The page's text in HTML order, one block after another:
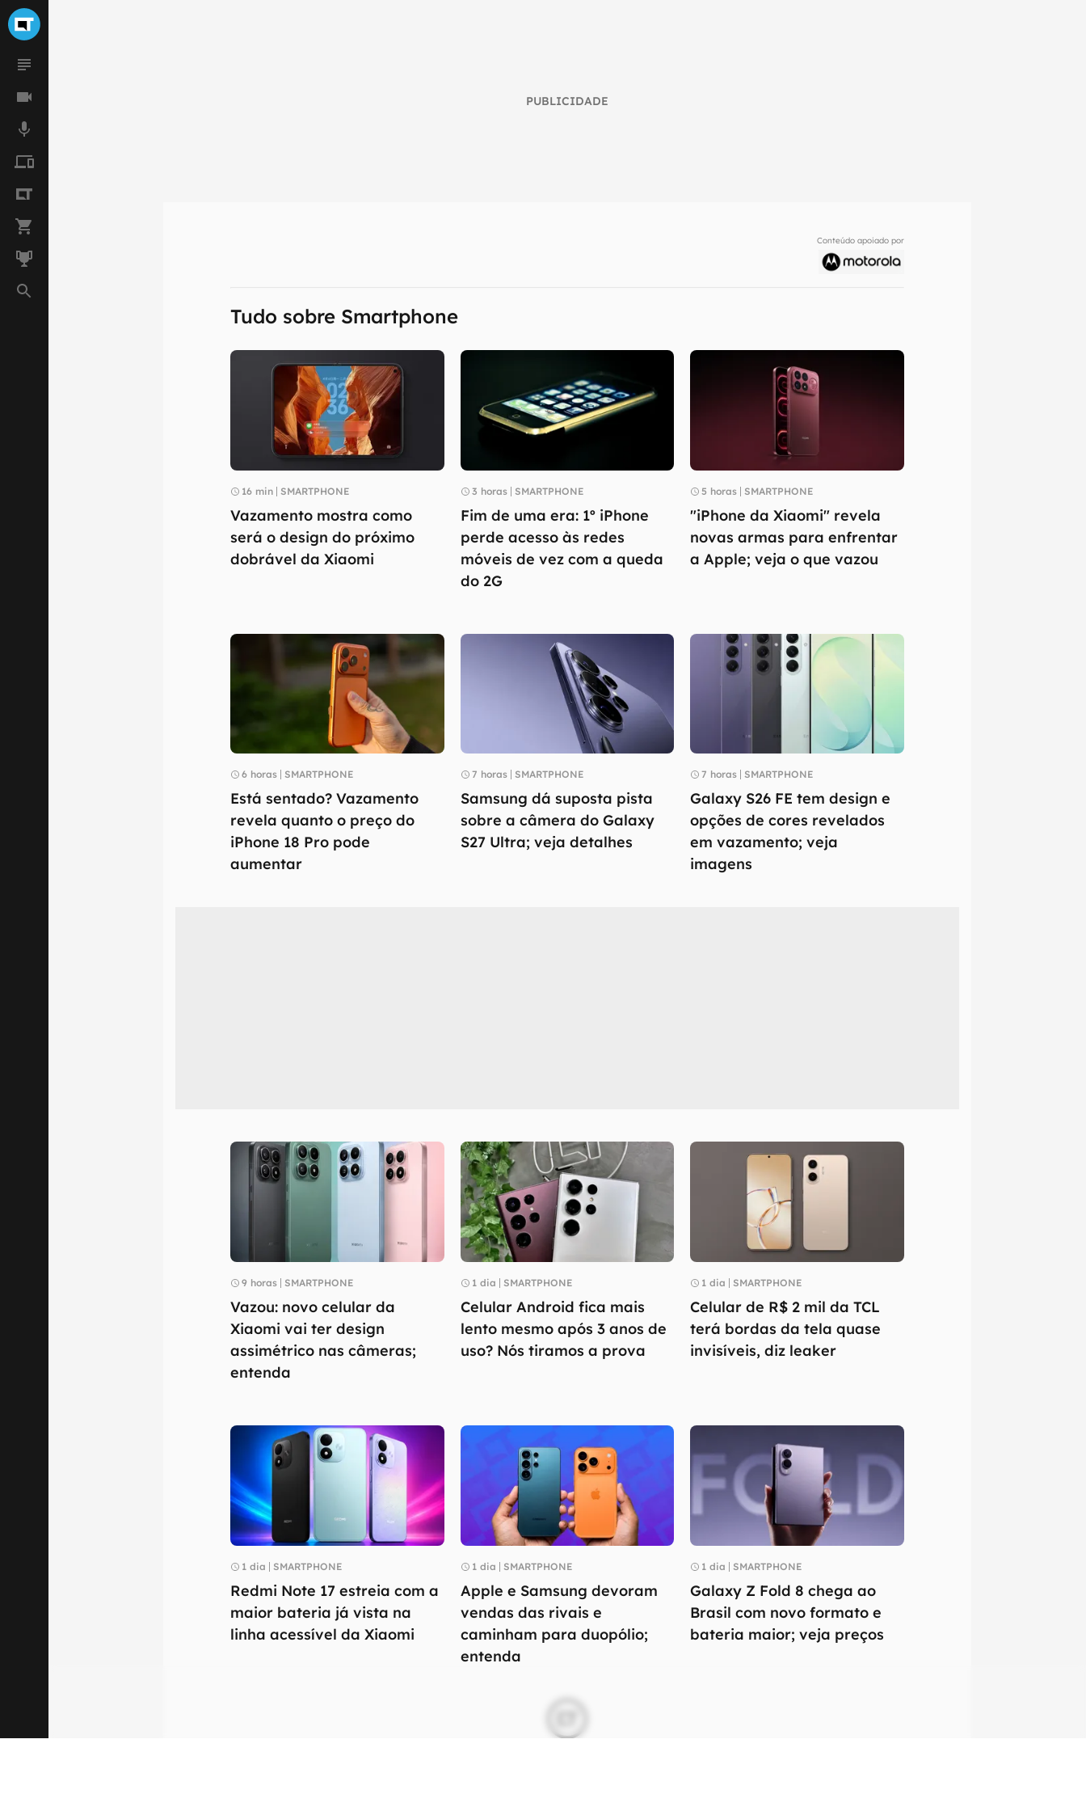
PUBLICIDADE
Conteúdo apoiado por
Tudo sobre Smartphone
16 min SMARTPHONE
Vazamento mostra como
será o design do próximo
dobrável da Xiaomi
3 horas SMARTPHONE
Fim de uma era: 1º iPhone
perde acesso às redes
móveis de vez com a queda
do 2G
5 horas SMARTPHONE
"iPhone da Xiaomi" revela
novas armas para enfrentar
a Apple; veja o que vazou
6 horas SMARTPHONE
Está sentado? Vazamento
revela quanto o preço do
iPhone 18 Pro pode
aumentar
7 horas SMARTPHONE
Samsung dá suposta pista
sobre a câmera do Galaxy
S27 Ultra; veja detalhes
7 horas SMARTPHONE
Galaxy S26 FE tem design e
opções de cores revelados
em vazamento; veja
imagens
9 horas SMARTPHONE
Vazou: novo celular da
Xiaomi vai ter design
assimétrico nas câmeras;
entenda
1 dia SMARTPHONE
Celular Android fica mais
lento mesmo após 3 anos de
uso? Nós tiramos a prova
1 dia SMARTPHONE
Celular de R$ 2 mil da TCL
terá bordas da tela quase
invisíveis, diz leaker
1 dia SMARTPHONE
Redmi Note 17 estreia com a
maior bateria já vista na
linha acessível da Xiaomi
1 dia SMARTPHONE
Apple e Samsung devoram
vendas das rivais e
caminham para duopólio;
entenda
1 dia SMARTPHONE
Galaxy Z Fold 8 chega ao
Brasil com novo formato e
bateria maior; veja preços